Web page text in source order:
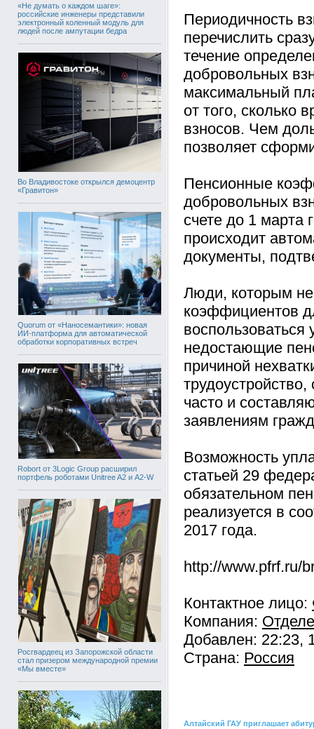
«Не думать о каждом шаге»:
российские инженеры представили
электронный коленный модуль для
людей после ампутации бедра
Во Владивостоке открылся демоцентр
«Гравитон»
Quorum от «Наносемантики»: новая
ИИ-платформа для автоматической
обработки корпоративных встреч
Robort от 3Logic Group расширил
портфель роботами Unitree A2 и A2-W
Росгвардеец из Запорожской области
стал призером международной премии
«Мы вместе»
Периодичность
перечислить
течение
добровольных
максимальный
от того, сколько
взносов. Чем
позволяет
Пенсионные
добровольных
счете до 1 марта
происходит
документы,
Люди, которым не
коэффициентов
недостающие
причиной
часто и
заявлениям
Возможность
статьей 29
обязательном
реализуется в
2017 года.
http://www.pfrf.ru/
Контактное лицо:
Компания:
Добавлен: 22:23,
Страна: Россия
Алтайский ГАУ приглашает